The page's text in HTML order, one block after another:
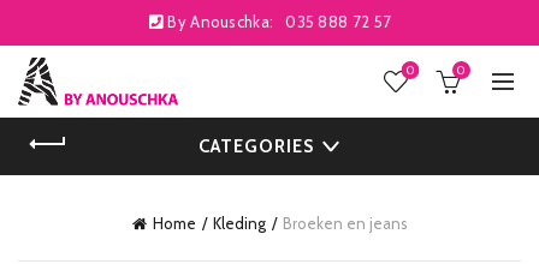
By Anouschka: 035 888 72 57
0 0
CATEGORIES
Home Kleding Broeken en jeans